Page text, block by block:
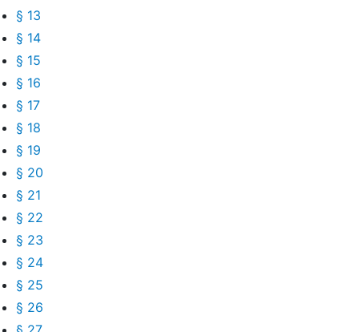
§ 13
§ 14
§ 15
§ 16
§ 17
§ 18
§ 19
§ 20
§ 21
§ 22
§ 23
§ 24
§ 25
§ 26